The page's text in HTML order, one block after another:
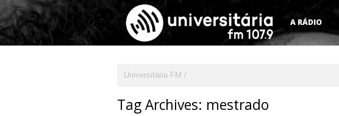
A RÁDIO
Universitária FM
Tag Archives: mestrado